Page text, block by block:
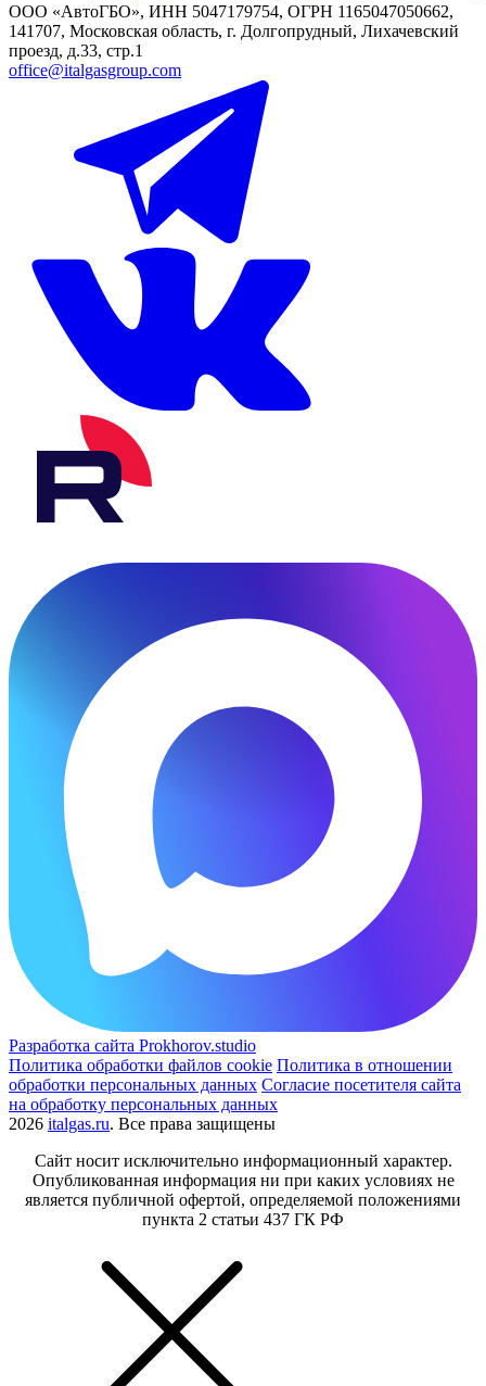
ООО «АвтоГБО», ИНН 5047179754, ОГРН 1165047050662,
141707, Московская область, г. Долгопрудный, Лихачевский
проезд, д.33, стр.1
office@italgasgroup.com
Разработка сайта Prokhorov.studio
Политика обработки файлов cookie Политика в отношении
обработки персональных данных Согласие посетителя сайта
на обработку персональных данных
2026 italgas.ru. Все права защищены
Сайт носит исключительно информационный характер.
Опубликованная информация ни при каких условиях не
является публичной офертой, определяемой положениями
пункта 2 статьи 437 ГК РФ